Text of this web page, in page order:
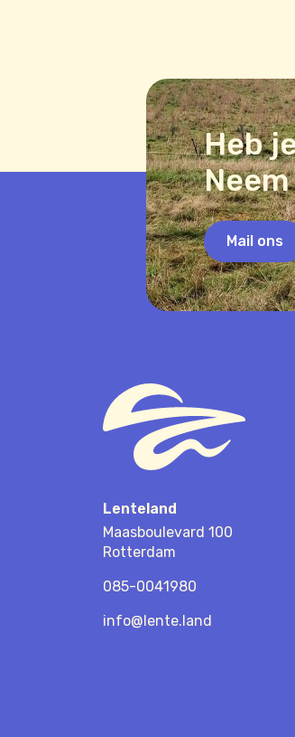
Heb
Mail ons
Lenteland
Maasboulevard 100
Rotterdam
085-0041980
info@lente.land